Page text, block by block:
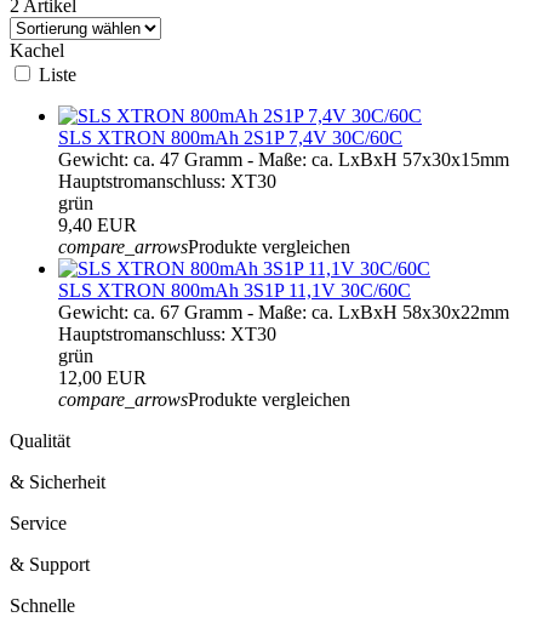
2 Artikel
Kachel
Liste
SLS XTRON 800mAh 2S1P 7,4V 30C/60C
Gewicht: ca. 47 Gramm - Maße: ca. LxBxH 57x30x15mm
Hauptstromanschluss: XT30
grün
9,40 EUR
compare_arrowsProdukte vergleichen
SLS XTRON 800mAh 3S1P 11,1V 30C/60C
Gewicht: ca. 67 Gramm - Maße: ca. LxBxH 58x30x22mm
Hauptstromanschluss: XT30
grün
12,00 EUR
compare_arrowsProdukte vergleichen
Qualität
& Sicherheit
Service
& Support
Schnelle